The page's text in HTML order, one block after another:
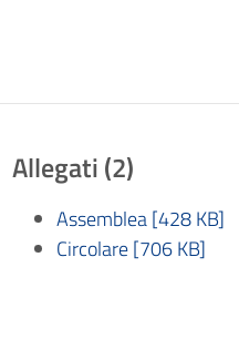
Allegati (2)
Assemblea [428 KB]
Circolare [706 KB]